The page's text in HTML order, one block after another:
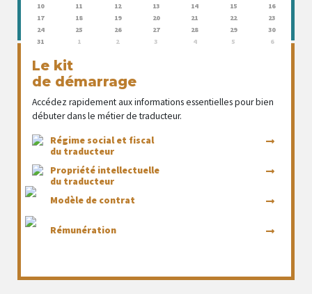
10
11 12 13 14 15
16
17
18 19 20 21 22
23
24
25 26 27 28 29
30
31
1 2 3 4 5 6
Le kit
de démarrage
Accédez rapidement aux informations essentielles pour bien
débuter dans le métier de traducteur.
Régime social et fiscal
du traducteur
Propriété intellectuelle
du traducteur
Modèle de contrat
Rémunération